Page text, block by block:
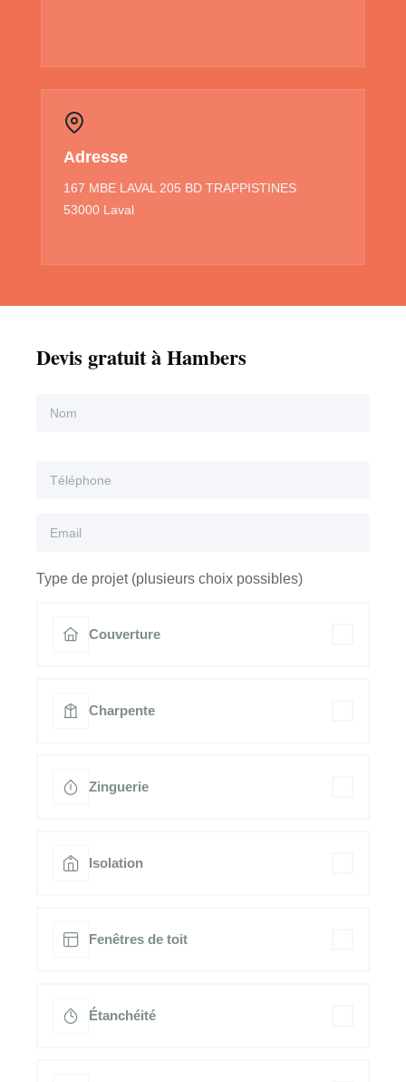
Adresse
167 MBE LAVAL 205 BD TRAPPISTINES
53000 Laval
Devis gratuit à Hambers
Type de projet (plusieurs choix possibles)
Couverture
Charpente
Zinguerie
Isolation
Fenêtres de toit
Étanchéité